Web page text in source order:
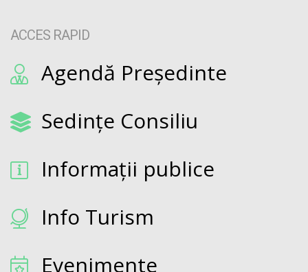
ACCES RAPID
Agendă Președinte
Sedințe Consiliu
Informații publice
Info Turism
Evenimente